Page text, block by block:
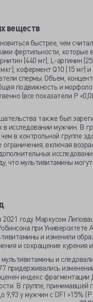
веществ
быстрее, чем
фертильности, которые
(440 мг), L-аргинин
кофермент Q10 (15 мг)
спермы. Объем,
подвижность и
(все показатели P
также был
исследовании мужчин. В
в контрольной группе
включая
что мультивитамины
2021 году Маркусом
при Университете
и изменили
и сокращение курения
и
придерживались
индекс
В группе,
9,93 у мужчин с DFI >15%